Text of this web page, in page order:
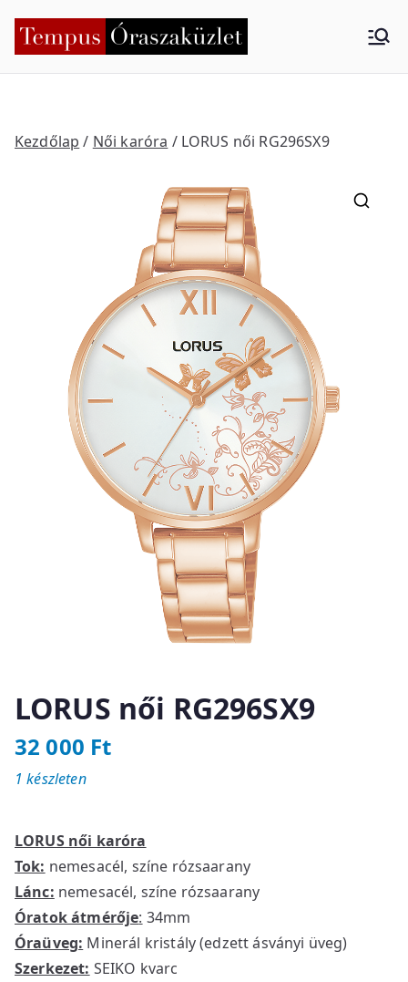
Tempus
küzlet
Kezdőlap / Női karóra / LORUS női RG296SX9
LORUS női RG296SX9
32 000 Ft
LORUS női karóra
Tok: nemesacél, színe rózsaarany
Lánc: nemesacél, színe rózsaarany
Óratok átmérője: 34mm
Óraüveg: Minerál kristály (edzett ásványi üveg)
Szerkezet: SEIKO kvarc
1 készleten